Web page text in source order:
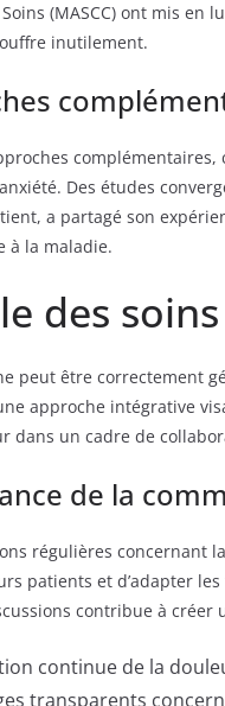
(MASCC) ont mis en
inutilement.
Des études
a partagé son
à la maladie.
des
peut être correctement
approche intégrative
dans un cadre de
de la
régulières concernant
patients et d’adapter
contribue à
continue de la
transparents